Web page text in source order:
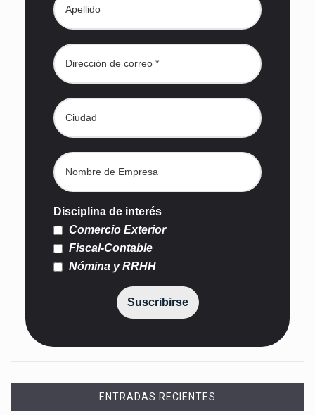
Disciplina de interés
Comercio Exterior
Fiscal-Contable
Nómina y RRHH
Suscribirse
ENTRADAS RECIENTES